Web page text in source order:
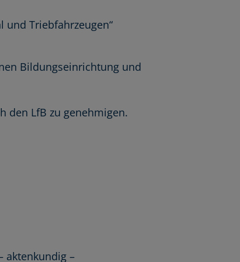
und Triebfahrzeugen“
Bildungseinrichtung und
den LfB zu genehmigen.
aktenkundig –